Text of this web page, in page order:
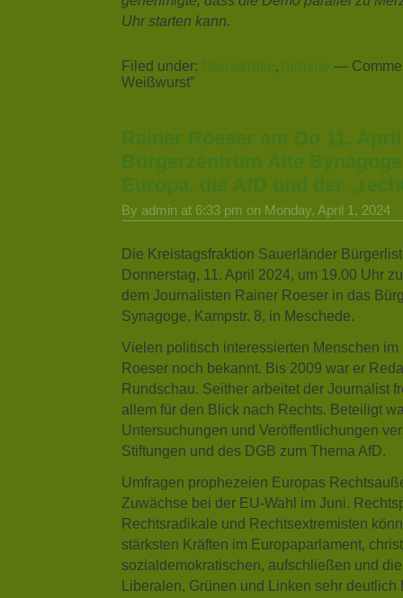
Uhr starten kann.
Filed under: Demokratie,Termine —
Weißwurst”
Rainer Roeser am Do 11.
Bürgerzentrum Alte
Europa, die AfD und der
By admin at 6:33 pm on Monday, April 1, 2024
Die Kreistagsfraktion Sauerländer
Donnerstag, 11. April 2024, um 19.00 Uhr
dem Journalisten Rainer Roeser in das
Synagoge, Kampstr. 8, in Meschede.
Vielen politisch interessierten Menschen
Roeser noch bekannt. Bis 2009 war er
Rundschau. Seither arbeitet der Journalist
allem für den Blick nach Rechts. Beteiligt
Untersuchungen und Veröffentlichungen
Stiftungen und des DGB zum Thema AfD.
Umfragen prophezeien Europas
Zuwächse bei der EU-Wahl im Juni.
Rechtsradikale und Rechtsextremisten
stärksten Kräften im Europaparlament,
sozialdemokratischen, aufschließen und
Liberalen, Grünen und Linken sehr